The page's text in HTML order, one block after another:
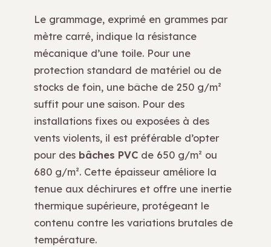
Le grammage, exprimé en grammes par
mètre carré, indique la résistance
mécanique d’une toile. Pour une
protection standard de matériel ou de
stocks de foin, une bâche de 250 g/m²
suffit pour une saison. Pour des
installations fixes ou exposées à des
vents violents, il est préférable d’opter
pour des bâches PVC de 650 g/m² ou
680 g/m². Cette épaisseur améliore la
tenue aux déchirures et offre une inertie
thermique supérieure, protégeant le
contenu contre les variations brutales de
température.